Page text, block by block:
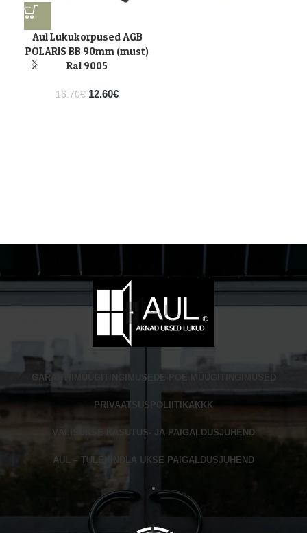
Aul Lukukorpused AGB
POLARIS BB 90mm (must)
Ral 9005
16.70€ 12.60€
GARANTII MÜÜGITINGIMUSED
PRIVAATSUSPOLIITIKA KKK
VÄLISUKSE KASUTUS- JA PAIGALDUSJUHEND
AUL – TULEKINDLA UKSE PAIGALDUSJUHEND